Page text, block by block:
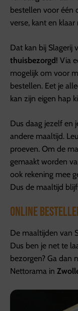
bestellen voor één
verse, kant en
Dat kan bij Slagerij
thuisbezorgd! Via
mogelijk om voor
bestellen. Eet je
kan zijn eigen hap
Dus daag jezelf en
andere maaltijd.
proeven. Om de
gemaakt worden
ook rekening mee
Dus de maaltijd
Online
De maaltijden van
Dus ben je net te
bezorgen? Ga dan
Nettorama in